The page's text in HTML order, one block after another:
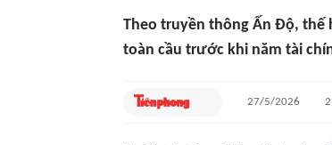
Theo truyền thông Ấn Độ, thế
toàn cầu trước khi năm tài
27/5/2026 2